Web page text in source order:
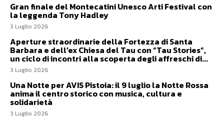
Gran finale del Montecatini Unesco Arti Festival con
la leggenda Tony Hadley
3 Luglio 2026
Aperture straordinarie della Fortezza di Santa
Barbara e dell’ex Chiesa del Tau con “Tau Stories”,
un ciclo di incontri alla scoperta degli affreschi di...
3 Luglio 2026
Una Notte per AVIS Pistoia: il 9 luglio la Notte Rossa
anima il centro storico con musica, cultura e
solidarietà
3 Luglio 2026